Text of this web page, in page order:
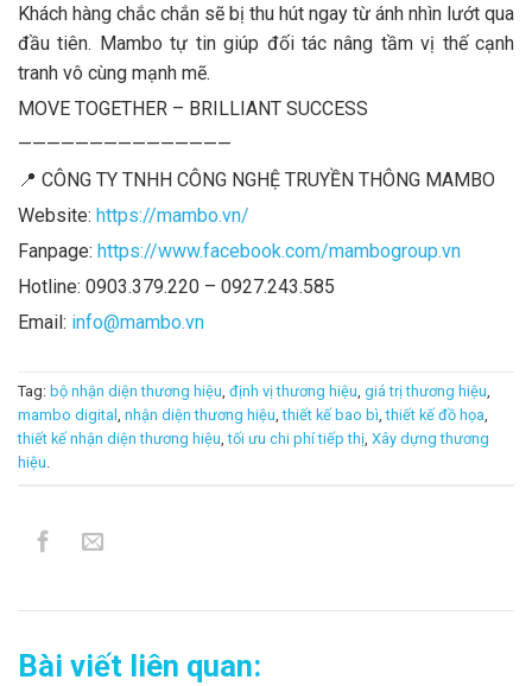
Khách hàng chắc chắn sẽ bị thu hút ngay từ ánh nhìn lướt qua
đầu tiên. Mambo tự tin giúp đối tác nâng tầm vị thế cạnh
tranh vô cùng mạnh mẽ.
MOVE TOGETHER – BRILLIANT SUCCESS
———————————————
📍 CÔNG TY TNHH CÔNG NGHỆ TRUYỀN THÔNG MAMBO
Website: https://mambo.vn/
Fanpage: https://www.facebook.com/mambogroup.vn
Hotline: 0903.379.220 – 0927.243.585
Email: info@mambo.vn
Tag: bộ nhận diện thương hiệu, định vị thương hiệu, giá trị thương hiệu,
mambo digital , nhận diện thương hiệu,thiết kế bao bì,thiết kế đồ họa,
thiết kế nhận diện thương hiệu,tối ưu chi phí tiếp thị, Xây dựng thương
hiệu.
Bài viết liên quan: